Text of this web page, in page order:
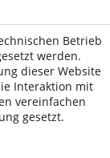
Betrieb
werden.
dieser Website
Interaktion mit
vereinfachen
gesetzt.